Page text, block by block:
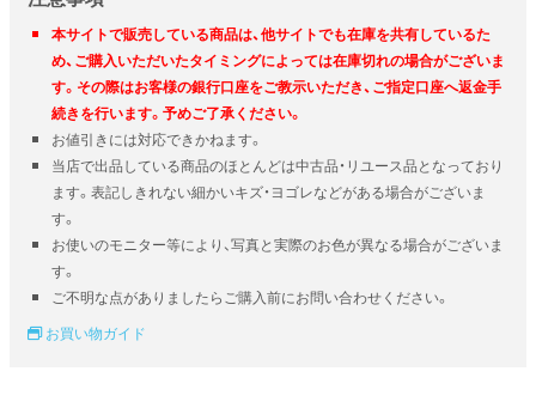
本サイトで販売している商品は、他サイトでも在庫を共有しているた
め、ご購入いただいたタイミングによっては在庫切れの場合がございま
す。その際はお客様の銀行口座をご教示いただき、ご指定口座へ返金手
続きを行います。予めご了承ください。
お値引きには対応できかねます。
当店で出品している商品のほとんどは中古品・リユース品となっており
ます。表記しきれない細かいキズ・ヨゴレなどがある場合がございま
す。
お使いのモニター等により、写真と実際のお色が異なる場合がございま
す。
ご不明な点がありましたらご購入前にお問い合わせください。
お買い物ガイド